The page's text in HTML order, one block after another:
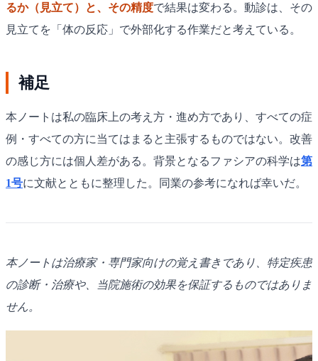
るか（見立て）と、その精度で結果は変わる。動診は、その
見立てを「体の反応」で外部化する作業だと考えている。
補足
本ノートは私の臨床上の考え方・進め方であり、すべての症
例・すべての方に当てはまると主張するものではない。改善
の感じ方には個人差がある。背景となるファシアの科学は第
1号に文献とともに整理した。同業の参考になれば幸いだ。
本ノートは治療家・専門家向けの覚え書きであり、特定疾患
の診断・治療や、当院施術の効果を保証するものではありま
せん。